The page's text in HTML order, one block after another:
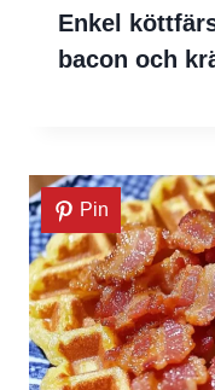
Enkel
bacon och
Pin